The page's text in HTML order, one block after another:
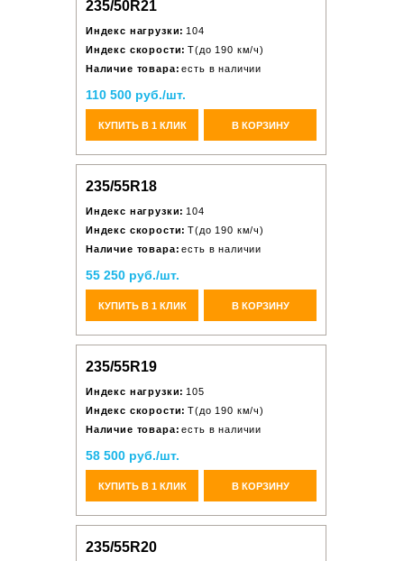
235/50R21
Индекс нагрузки: 104
Индекс скорости: T(до 190 км/ч)
Наличие товара: есть в наличии
110 500 руб./шт.
КУПИТЬ В 1 КЛИК В КОРЗИНУ
235/55R18
Индекс нагрузки: 104
Индекс скорости: T(до 190 км/ч)
Наличие товара: есть в наличии
55 250 руб./шт.
КУПИТЬ В 1 КЛИК В КОРЗИНУ
235/55R19
Индекс нагрузки: 105
Индекс скорости: T(до 190 км/ч)
Наличие товара: есть в наличии
58 500 руб./шт.
КУПИТЬ В 1 КЛИК В КОРЗИНУ
235/55R20